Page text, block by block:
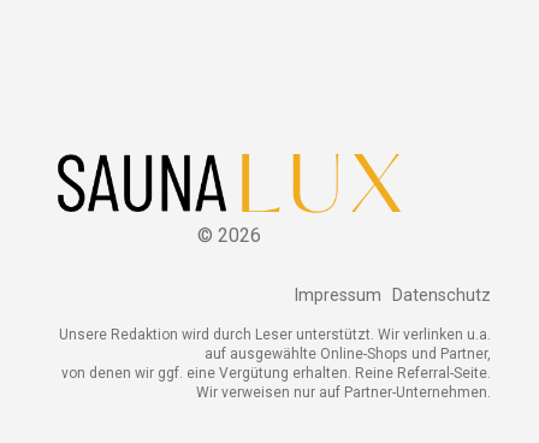
© 2026
Impressum Datenschutz
Unsere Redaktion wird durch Leser unterstützt. Wir verlinken u.a.
auf ausgewählte Online-Shops und Partner,
von denen wir ggf. eine Vergütung erhalten. Reine Referral-Seite.
Wir verweisen nur auf Partner-Unternehmen.